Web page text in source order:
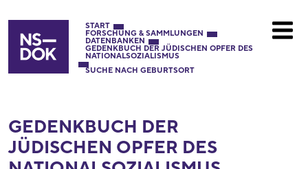
START
FORSCHUNG & SAMMLUNGEN
DATENBANKEN
GEDENKBUCH DER JÜDISCHEN OPFER DES
NATIONALSOZIALISMUS
SUCHE NACH GEBURTSORT
GEDENKBUCH DER
JÜDISCHEN OPFER DES